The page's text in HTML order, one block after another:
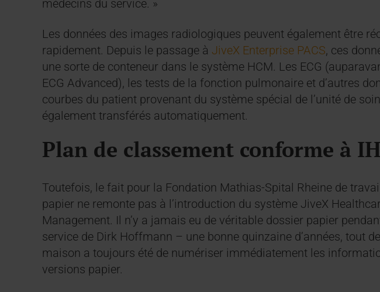
médecins du service. »
Les données des images radiologiques peuvent également être
rapidement. Depuis le passage à JiveX Enterprise PACS, ces
une sorte de conteneur dans le système HCM. Les ECG
ECG Advanced), les tests de la fonction pulmonaire et d’autres
courbes du patient provenant du système spécial de l’unité de
également transférés automatiquement.
Plan de classement conforme à
Toutefois, le fait pour la Fondation Mathias-Spital Rheine de
papier ne remonte pas à l’introduction du système JiveX
Management. Il n’y a jamais eu de véritable dossier papier
service de Dirk Hoffmann – une bonne quinzaine d’années, tout
maison a toujours été de numériser immédiatement les
versions papier.